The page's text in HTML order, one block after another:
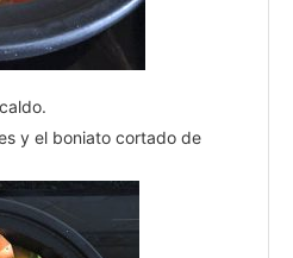
y el boniato cortado de